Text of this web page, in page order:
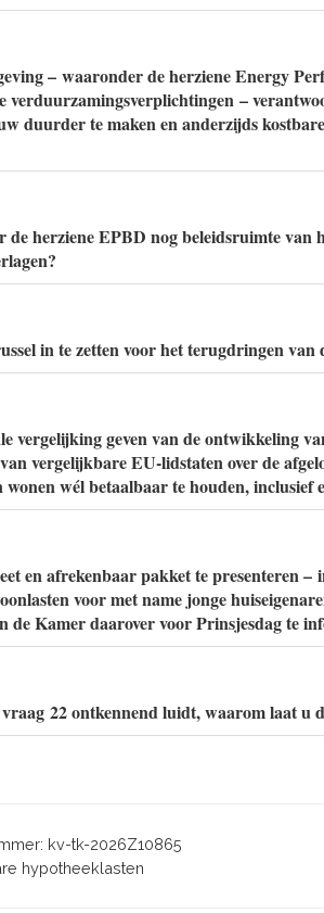
– waaronder de herziene Energy
verduurzamingsverplichtingen –
duurder te maken en anderzijds
herziene EPBD nog beleidsruimte van
in te zetten voor het terugdringen van
vergelijking geven van de ontwikkeling
vergelijkbare EU-lidstaten over de
wonen wél betaalbaar te houden,
en afrekenbaar pakket te presenteren –
voor met name jonge
de Kamer daarover voor Prinsjesdag te
22 ontkennend luidt, waarom laat u
kv-tk-2026Z10865
hypotheeklasten